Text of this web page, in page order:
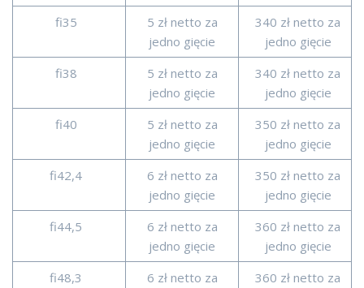
fi35
5 zł netto za
jedno gięcie
340 zł netto za
jedno gięcie
fi38
5 zł netto za
jedno gięcie
340 zł netto za
jedno gięcie
fi40
5 zł netto za
jedno gięcie
350 zł netto za
jedno gięcie
fi42,4
6 zł netto za
jedno gięcie
350 zł netto za
jedno gięcie
fi44,5
6 zł netto za
jedno gięcie
360 zł netto za
jedno gięcie
fi48,3
6 zł netto za
360 zł netto za